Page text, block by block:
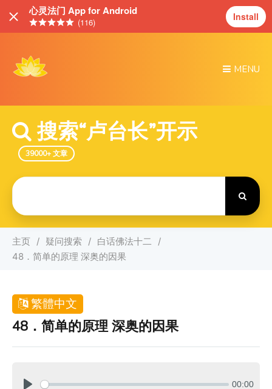
心灵法门 App for Android
(116) Install
MENU
搜索“卢台长”开示
39000+ 文章
主页 疑问搜索
白话佛法十二
48．简单的原理 深奥的因果
繁體中文
48．简单的原理 深奥的因果
00:00